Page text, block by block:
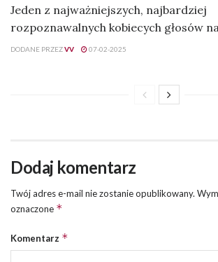
Jeden z najważniejszych, najbardziej
rozpoznawalnych kobiecych głosów
DODANE PRZEZVV 07-02-2025
Dodaj komentarz
Twój adres e-mail nie zostanie opublikowany.
oznaczone *
Komentarz *